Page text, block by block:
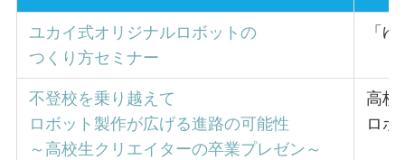
ユカイ式オリジナルロボットの
つくり方セミナー
「
不登校を乗り越えて
ロボット製作が広げる進路の可能性
～高校生クリエイターの卒業プレゼン～
高校
ロボ